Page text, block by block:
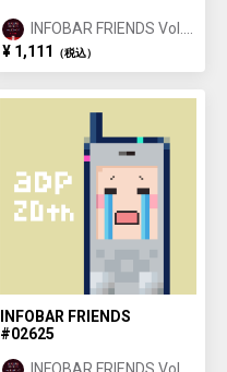
INFOBAR FRIENDS Vol.1
NISHIKIGOI ①
¥ 1,111 （税込）
INFOBAR FRIENDS
#02625